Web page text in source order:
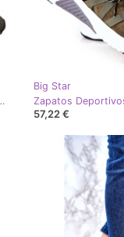
Khaki caqui verde
Big Star
57,22 €